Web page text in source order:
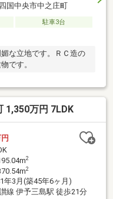
国中央市中之庄町
駐車3台
な立地です。ＲＣ造の
です。
1,350万円 7LDK
2
2
年3月(築45年6ヶ月)
線 伊予三島駅 徒歩21分